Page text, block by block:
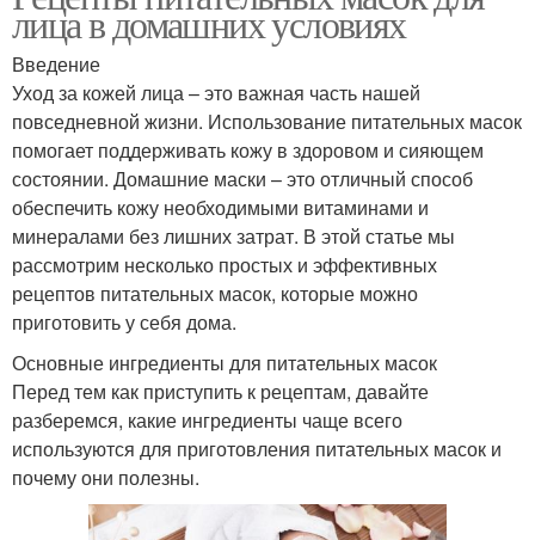
лица в домашних условиях
Введение
Уход за кожей лица – это важная часть нашей
повседневной жизни. Использование питательных масок
помогает поддерживать кожу в здоровом и сияющем
состоянии. Домашние маски – это отличный способ
обеспечить кожу необходимыми витаминами и
минералами без лишних затрат. В этой статье мы
рассмотрим несколько простых и эффективных
рецептов питательных масок, которые можно
приготовить у себя дома.
Основные ингредиенты для питательных масок
Перед тем как приступить к рецептам, давайте
разберемся, какие ингредиенты чаще всего
используются для приготовления питательных масок и
почему они полезны.